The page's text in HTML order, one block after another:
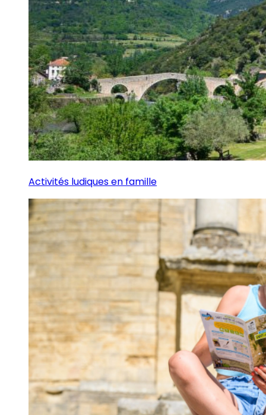
Activités ludiques en famille